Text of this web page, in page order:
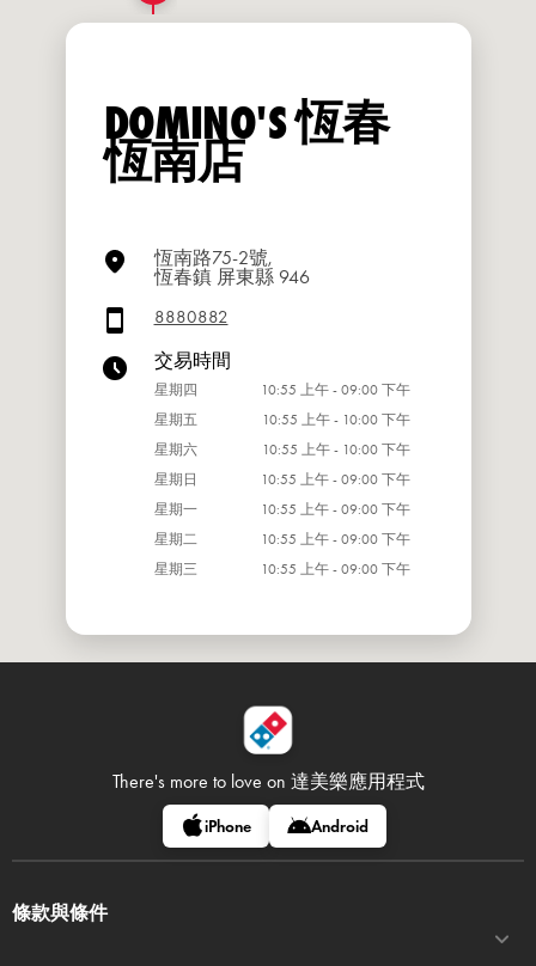
DOMINO'S 恆春
恆南店
恆南路75-2號,
恆春鎮 屏東縣 946
8880882
交易時間
星期四
10:55 上午 - 09:00 下午
星期五
10:55 上午 - 10:00 下午
星期六
10:55 上午 - 10:00 下午
星期日
10:55 上午 - 09:00 下午
星期一
10:55 上午 - 09:00 下午
星期二
10:55 上午 - 09:00 下午
星期三
10:55 上午 - 09:00 下午
There's more to love on 達美樂應用程式
iPhone Android
條款與條件